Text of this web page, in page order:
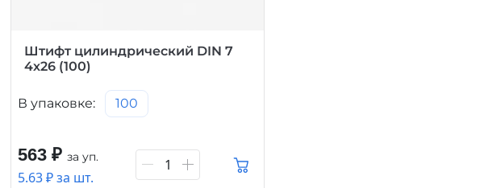
Штифт цилиндрический DIN 7
4х26 (100)
В упаковке: 100
563 ₽за уп.
5.63 ₽ за шт.
1